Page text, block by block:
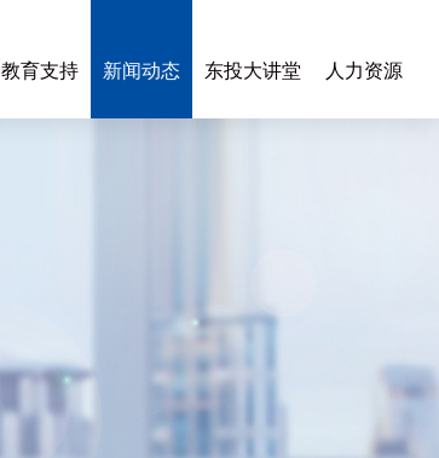
教育支持 新闻动态 东投大讲堂 人力资源